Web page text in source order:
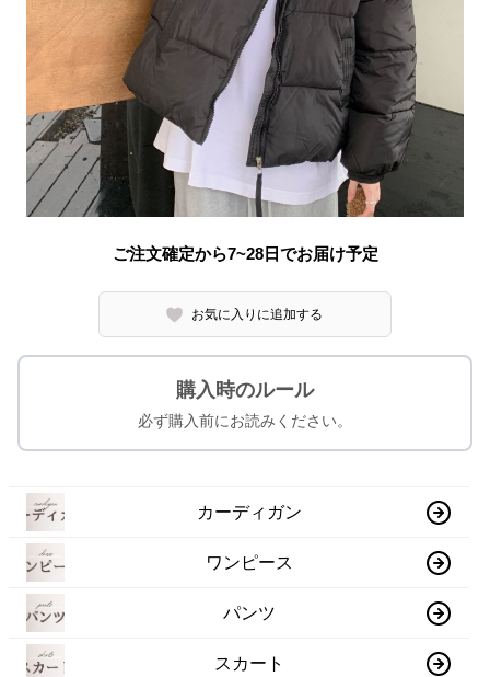
ご注文確定から7~28日でお届け予定
お気に入りに追加する
購入時のルール
必ず購入前にお読みください。
カーディガン
ワンピース
パンツ
スカート